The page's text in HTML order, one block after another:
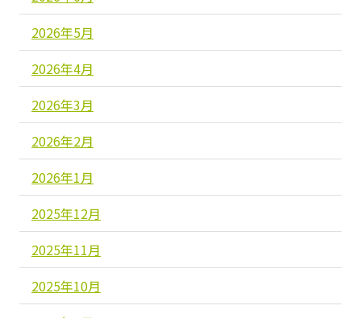
2026年5月
2026年4月
2026年3月
2026年2月
2026年1月
2025年12月
2025年11月
2025年10月